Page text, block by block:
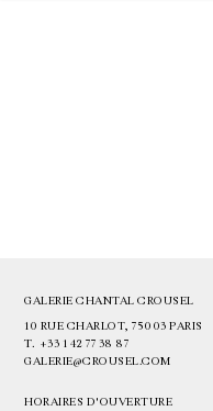
GALERIE CHANTAL CROUSEL
10 RUE CHARLOT, 75003 PARIS
T. +33 1 42 77 38 87
GALERIE@CROUSEL.COM
HORAIRES D'OUVERTURE